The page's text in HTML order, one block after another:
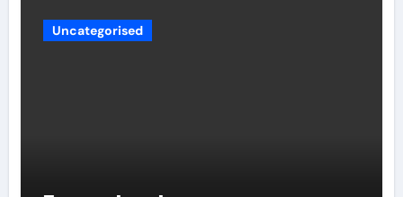
Uncategorised